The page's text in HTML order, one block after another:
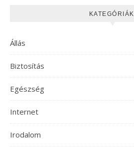
KATEGÓRIÁK
Állás
Biztosítás
Egészség
Internet
Irodalom